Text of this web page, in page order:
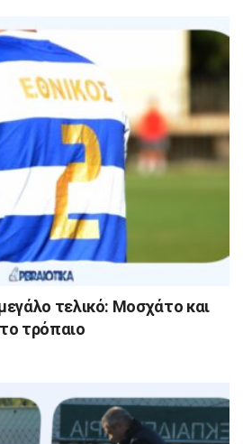
τελικό: Μοσχάτο και
το τρόπαιο